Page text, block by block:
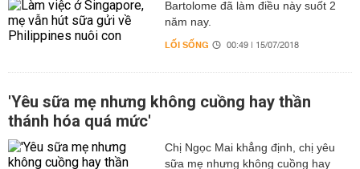
Bartolome đã làm điều này suốt 2
năm nay.
LỐI SỐNG 00:49 | 15/07/2018
'Yêu sữa mẹ nhưng không cuồng hay thần
thánh hóa quá mức'
Chị Ngọc Mai khẳng định, chị yêu
sữa mẹ nhưng không cuồng hay